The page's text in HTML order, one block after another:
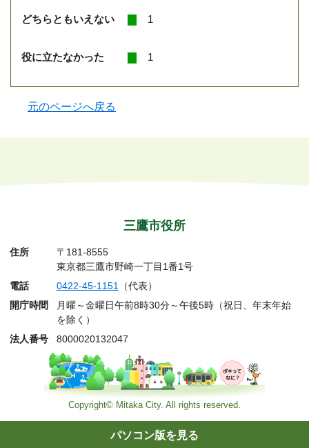
どちらともいえない 1
役に立たなかった 1
元のページへ戻る
三鷹市役所
住所
〒181-8555
東京都三鷹市野崎一丁目1番1号
電話
0422-45-1151（代表）
開庁時間
月曜～金曜日午前8時30分～午後5時（祝日、年末年始
を除く）
法人番号
8000020132047
Copyright© Mitaka City. All rights reserved.
パソコン版を見る